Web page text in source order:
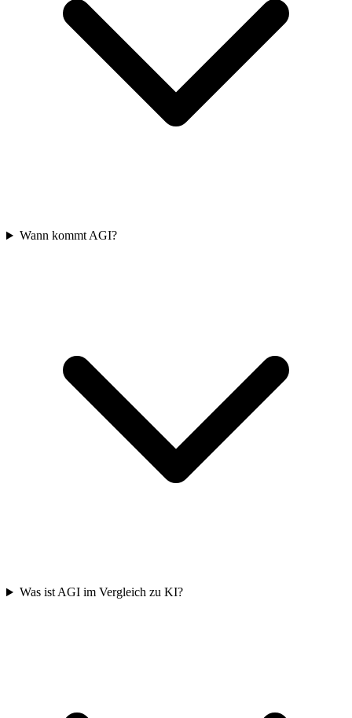
Wann kommt AGI?
Was ist AGI im Vergleich zu KI?